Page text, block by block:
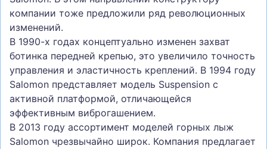
компании тоже предложили ряд революционных
изменений.
В 1990-х годах концептуально изменен захват
ботинка передней крепью, это увеличило точность
управления и эластичность креплений. В 1994 году
Salomon представляет модель Suspension с
активной платформой, отличающейся
эффективным виброгашением.
В 2013 году ассортимент моделей горных лыж
Salomon чрезвычайно широк. Компания предлагает